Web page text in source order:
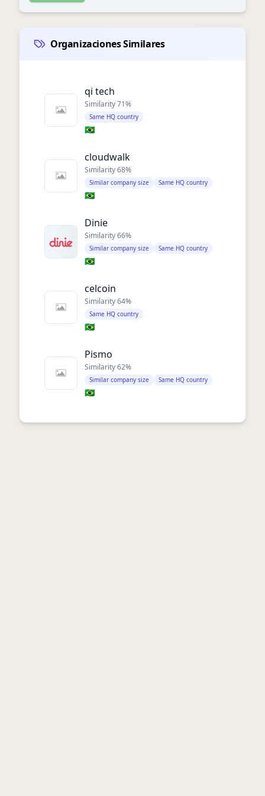
Organizaciones Similares
qi tech
Similarity71%
Same HQ country
🇧🇷
cloudwalk
Similarity68%
Similar company size Same HQ country
🇧🇷
Dinie
Similarity66%
Similar company size Same HQ country
🇧🇷
celcoin
Similarity64%
Same HQ country
🇧🇷
Pismo
Similarity62%
Similar company size Same HQ country
🇧🇷